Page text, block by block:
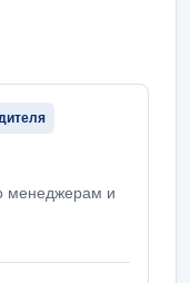
менеджерам и